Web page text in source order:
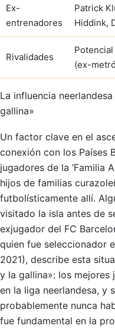
Ex-
entrenadores
Patrick
Hiddink,
Rivalidades
(ex-
La influencia
gallina»
Un factor clave en el
conexión con los Países
jugadores de la ‘Familia
hijos de familias
futbolísticamente allí.
visitado la isla antes de
exjugador del FC
quien fue seleccionador
2021), describe esta
y la gallina»: los mejores
en la liga neerlandesa, y
probablemente nunca
fue fundamental en la